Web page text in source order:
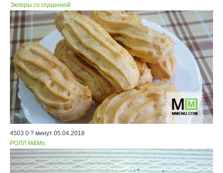
Эклеры со сгущенкой
4503 0 ? минут 05.04.2018
РОЛЛ M&Ms.